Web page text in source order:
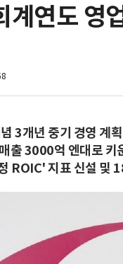
연도 영
3개년 중기 경영 계
출 3000억 엔대로 키
ROIC' 지표 신설 및